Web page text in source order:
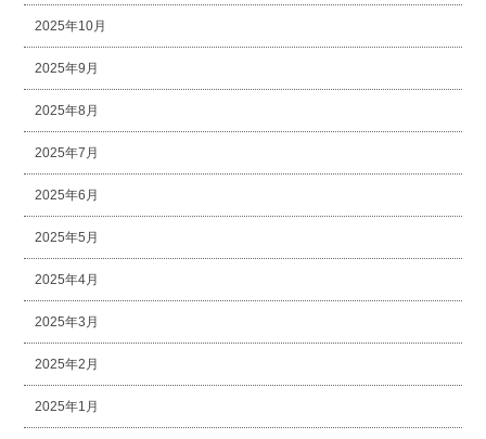
2025年10月
2025年9月
2025年8月
2025年7月
2025年6月
2025年5月
2025年4月
2025年3月
2025年2月
2025年1月